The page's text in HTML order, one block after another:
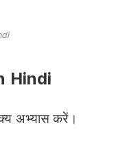
Hindi
अभ्यास करें।